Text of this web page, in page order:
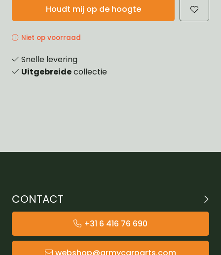
Houdt mij op de hoogte
Niet op voorraad
Snelle levering
Uitgebreidecollectie
CONTACT
+31 6 416 76 690